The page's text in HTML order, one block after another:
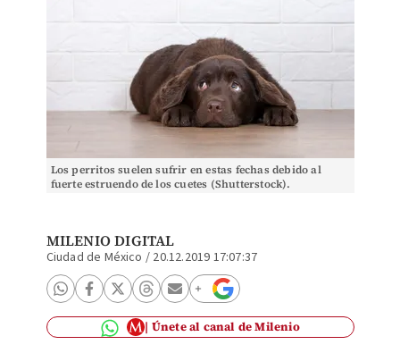
Los perritos suelen sufrir en estas fechas debido al
fuerte estruendo de los cuetes (Shutterstock).
MILENIO DIGITAL
Ciudad de México / 20.12.2019 17:07:37
Únete al canal de Milenio